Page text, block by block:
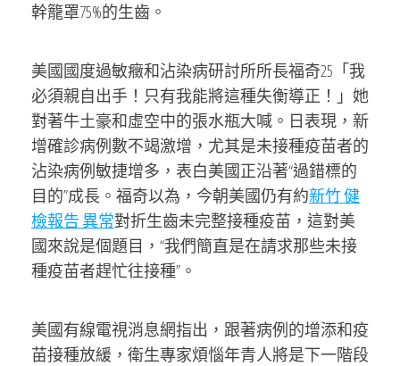
幹籠罩75%的生齒。
美國國度過敏癥和沾染病研討所所長福奇25「我
必須親自出手！只有我能將這種失衡導正！」她
對著牛土豪和虛空中的張水瓶大喊。日表現，新
增確診病例數不竭激增，尤其是未接種疫苗者的
沾染病例敏捷增多，表白美國正沿著“過錯標的
目的”成長。福奇以為，今朝美國仍有約新竹 健
檢報告 異常對折生齒未完整接種疫苗，這對美
國來說是個題目，“我們簡直是在請求那些未接
種疫苗者趕忙往接種”。
美國有線電視消息網指出，跟著病例的增添和疫
苗接種放緩，衛生專家煩惱年青人將是下一階段